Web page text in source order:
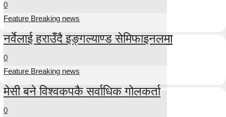
0
Feature Breaking news
नर्वेलाई हराउँदै इङ्गल्याण्ड सेमिफाइनलमा
0
Feature Breaking news
मेसी बने विश्वकपकै सर्वाधिक गोलकर्ता
0